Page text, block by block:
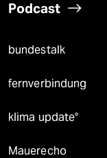
Podcast
bundestalk
fernverbindung
klima update°
Mauerecho